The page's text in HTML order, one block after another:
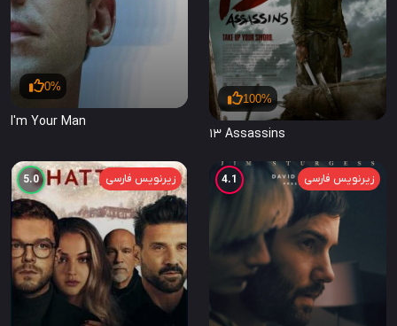
100%
13 Assassins
0%
I'm Your Man
زیرنویس فارسی 4.1 زیرنویس فارسی 5.0